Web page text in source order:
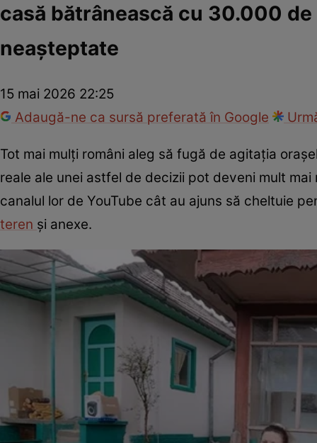
casă bătrânească cu 30.000
neașteptate
15 mai 2026 22:25
Adaugă-ne ca sursă preferată în Google
Tot mai mulți români aleg să fugă de agitația
reale ale unei astfel de decizii pot deveni mult
canalul lor de YouTube cât au ajuns să cheltuie
teren și anexe.